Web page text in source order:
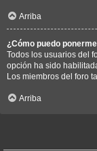
Arriba
¿Cómo puedo
Todos los usuarios del
opción ha sido
Los miembros del foro
Arriba